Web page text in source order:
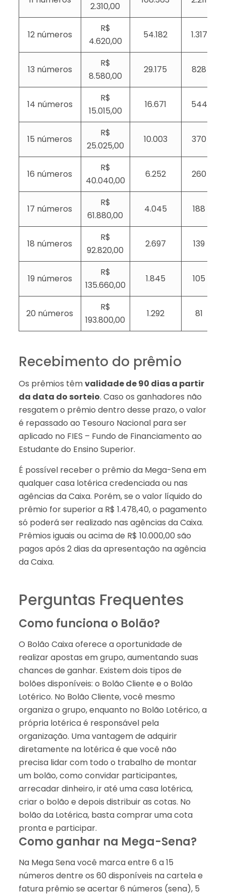
2.310,00
12 números
R$
4.620,00
54.182 1.317
13 números
R$
8.580,00
29.175 828
14 números
R$
15.015,00
16.671 544
15 números
R$
25.025,00
10.003 370
16 números
R$
40.040,00
6.252 260
17 números
R$
61.880,00
4.045 188
18 números
R$
92.820,00
2.697 139
19 números
R$
135.660,00
1.845 105
20 números
R$
193.800,00
1.292 81
Recebimento do prêmio
Os prêmios têmvalidade de 90 dias a partir
da data do sorteio. Caso os ganhadores não
resgatem o prêmio dentro desse prazo, o valor
é repassado ao Tesouro Nacional para ser
aplicado no FIES – Fundo de Financiamento ao
Estudante do Ensino Superior.
É possível receber o prêmio da Mega-Sena em
qualquer casa lotérica credenciada ou nas
agências da Caixa. Porém, se o valor líquido do
prêmio for superior a R$ 1.478,40, o pagamento
só poderá ser realizado nas agências da Caixa.
Prêmios iguais ou acima de R$ 10.000,00 são
pagos após 2 dias da apresentação na agência
da Caixa.
Perguntas Frequentes
Como funciona o Bolão?
O Bolão Caixa oferece a oportunidade de
realizar apostas em grupo, aumentando suas
chances de ganhar. Existem dois tipos de
bolões disponíveis: o Bolão Cliente e o Bolão
Lotérico. No Bolão Cliente, você mesmo
organiza o grupo, enquanto no Bolão Lotérico, a
própria lotérica é responsável pela
organização. Uma vantagem de adquirir
diretamente na lotérica é que você não
precisa lidar com todo o trabalho de montar
um bolão, como convidar participantes,
arrecadar dinheiro, ir até uma casa lotérica,
criar o bolão e depois distribuir as cotas. No
bolão da Lotérica, basta comprar uma cota
pronta e participar.
Como ganhar na Mega-Sena?
Na Mega Sena você marca entre 6 a 15
números dentre os 60 disponíveis na cartela e
fatura prêmio se acertar 6 números (sena), 5